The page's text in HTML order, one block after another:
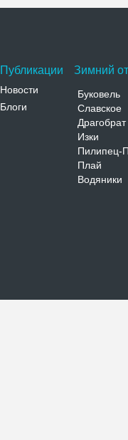
Публикации
Новости
Блоги
Зимний
Буковель
Славское
Драгобрат
Изки
Пилипец-
Плай
Водяники